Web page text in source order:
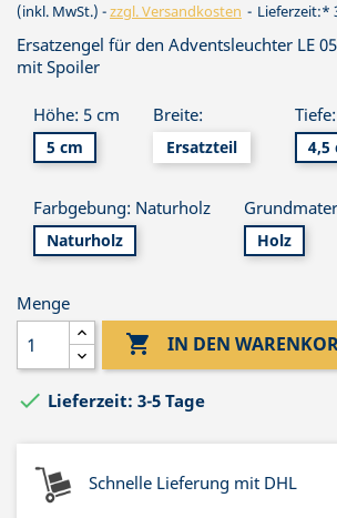
(inkl. MwSt.) zzgl. Versandkosten Lieferzeit:*
Ersatzengel für den Adventsleuchter LE
mit Spoiler
Höhe: 5 cm
5 cm
Breite:
Ersatzteil 4,5
Farbgebung: Naturholz
Naturholz Holz
Menge
 IN DEN
 Lieferzeit: 3-5 Tage
Schnelle Lieferung mit DHL